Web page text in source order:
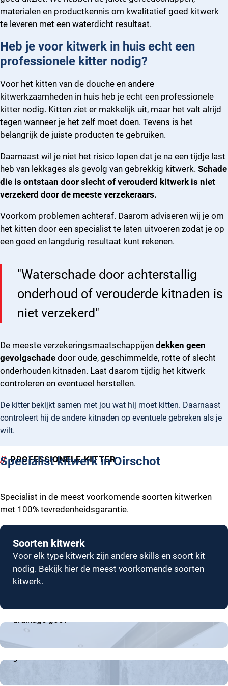
materialen en productkennis om kwalitatief goed kitwerk
te leveren met een waterdicht resultaat.
Heb je voor kitwerk in huis echt een
professionele kitter nodig?
Voor het kitten van de douche en andere
kitwerkzaamheden in huis heb je echt een professionele
kitter nodig. Kitten ziet er makkelijk uit, maar het valt alrijd
tegen wanneer je het zelf moet doen. Tevens is het
belangrijk de juiste producten te gebruiken.
Daarnaast wil je niet het risico lopen dat je na een tijdje last
heb van lekkages als gevolg van gebrekkig kitwerk. Schade
die is ontstaan door slecht of verouderd kitwerk is niet
verzekerd door de meeste verzekeraars.
Voorkom problemen achteraf. Daarom adviseren wij je om
het kitten door een specialist te laten uitvoeren zodat je op
een goed en langdurig resultaat kunt rekenen.
"Waterschade door achterstallig
onderhoud of verouderde kitnaden is
niet verzekerd"
De meeste verzekeringsmaatschappijen dekken geen
gevolgschade door oude, geschimmelde, rotte of slecht
onderhouden kitnaden. Laat daarom tijdig het kitwerk
controleren en eventueel herstellen.
De kitter bekijkt samen met jou wat hij moet kitten. Daarnaast
controleert hij de andere kitnaden op eventuele gebreken als je
wilt.
PROFESSIONELE KITTER
Specialist kitwerk in Oirschot
Specialist in de meest voorkomende soorten kitwerken
met 100% tevredenheidsgarantie.
Soorten kitwerk
Voor elk type kitwerk zijn andere skills en soort kit
nodig. Bekijk hier de meest voorkomende soorten
kitwerk.
Badkamer en keuken
Dilatatievoeg
Kitwerk van betonaansluitingen, galerijvoegen en
geveldilataties
Brandwerend